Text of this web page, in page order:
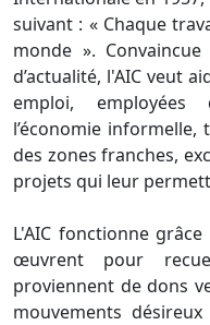
suivant : « Chaque
monde ».
d’actualité, l'AIC veut
emploi,
l’économie informelle,
des zones franches,
projets qui leur
L'AIC fonctionne
œuvrent pour
proviennent de dons
mouvements